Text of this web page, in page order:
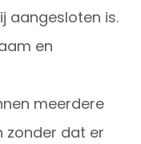
aangesloten is.
en
meerdere
zonder dat er